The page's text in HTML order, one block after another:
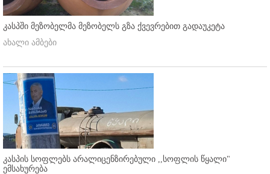
კასპში მეზობელმა მეზობელს გზა ქვევრებით გადაუკეტა
ახალი ამბები
კასპის სოფლებს არალიცენზირებული ,,სოფლის წყალი"
ემსახურება